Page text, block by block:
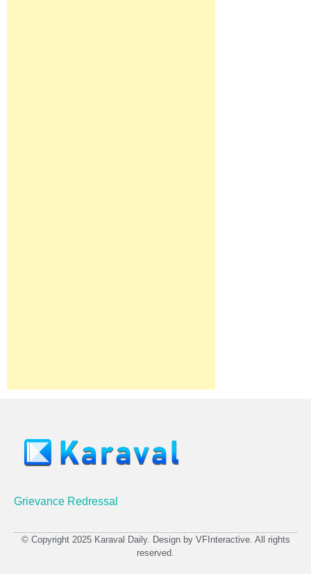
Grievance Redressal
© Copyright 2025 Karaval Daily. Design by VFInteractive. All rights
reserved.